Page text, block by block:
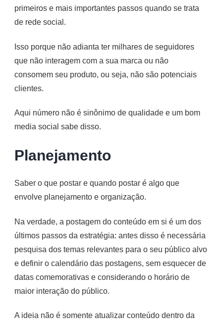
primeiros e mais importantes passos quando se trata
de rede social.
Isso porque não adianta ter milhares de seguidores
que não interagem com a sua marca ou não
consomem seu produto, ou seja, não são potenciais
clientes.
Aqui número não é sinônimo de qualidade e um bom
media social sabe disso.
Planejamento
Saber o que postar e quando postar é algo que
envolve planejamento e organização.
Na verdade, a postagem do conteúdo em si é um dos
últimos passos da estratégia: antes disso é necessária
pesquisa dos temas relevantes para o seu público alvo
e definir o calendário das postagens, sem esquecer de
datas comemorativas e considerando o horário de
maior interação do público.
A ideia não é somente atualizar conteúdo dentro da